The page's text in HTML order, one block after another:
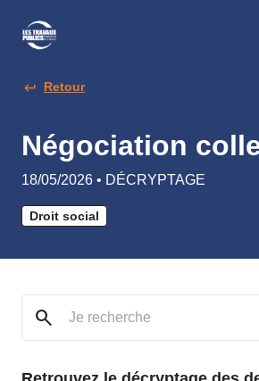
Retour
Négociation
18/05/2026 • DÉCRYPTAGE
Droit social
search